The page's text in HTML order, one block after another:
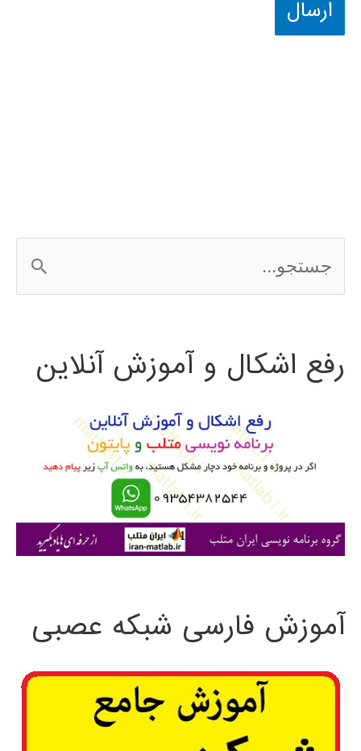
س
ج
ی
رفع اشکال و آموزش آنلاین
آموزش فارسی شبکه عصبی